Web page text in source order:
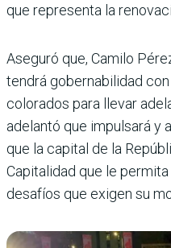
que representa la
Aseguró que, Camilo
tendrá gobernabilidad
colorados para llevar
adelantó que impulsará y
que la capital de la
Capitalidad que le
desafíos que exigen su